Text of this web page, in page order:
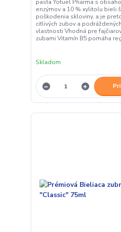
pasta Yotuel Pharma s
enzýmov a 10 % xylitolu bieli
poškodenia skloviny, a je
citlivých zubov a
vlastnosti Vhodná pre
zubami Vitamín B5 pomáha
Skladom